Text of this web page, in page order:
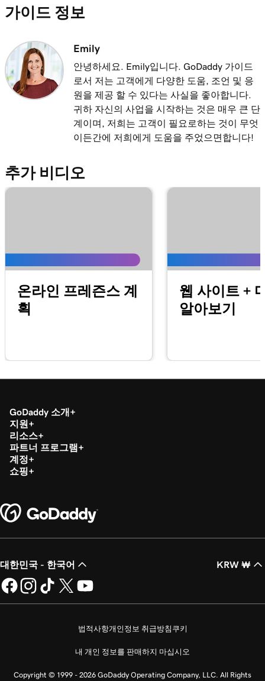
레슨 10(총 20)
GoDaddy 스마트 터미널 듀오에서 세금 생성
레슨 11(총 20)
터미널 앱에서 세금 생성 및 적용
1m 8s
레슨 12(총 20)
내 스마트 터미널에서 할인 생성 및 적용
1m 9s
레슨 13(총 20)
레슨 14(총 20)
내 스마트 터미널에서 환불하기
1m 22s
4m
레슨 17(총 20)
내 GoDaddy 상거래 앱에서 거래 환불 또는 무
QR 코드를 사용하여 거래 처리
레슨 20(총 20)
내 등록 앱에 제품 이미지 추가
가이드 정보
Emily
안녕하세요. Emily입니다. GoDaddy 가이드
로서 저는 고객에게 다양한 도움, 조언 및 응
원을 제공 할 수 있다는 사실을 좋아합니다.
귀하 자신의 사업을 시작하는 것은 매우 큰 단
계이며, 저희는 고객이 필요로하는 것이 무엇
이든간에 저희에게 도움을 주었으면합니다!
추가 비디오
온라인 프레즌스 계
획
웹 사이트 +
알아보기
GoDaddy 소개
지원
리소스
파트너 프로그램
계정
쇼핑
대한민국 - 한국어 KRW ₩
법적사항개인정보 취급방침 쿠키
내 개인 정보를 판매하지 마십시오
Copyright © 1999 - 2026 GoDaddy Operating Company, LLC. All Rights